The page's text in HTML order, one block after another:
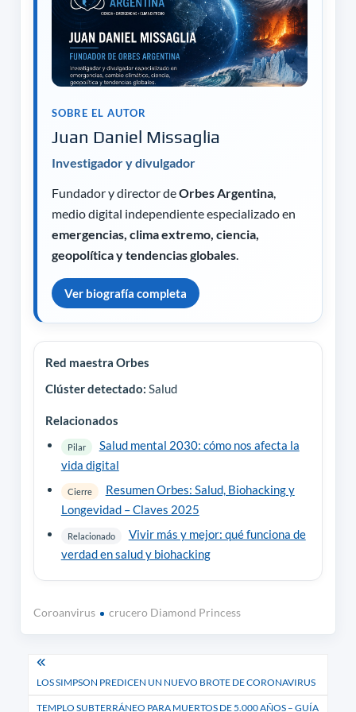
SOBRE EL AUTOR
Juan Daniel Missaglia
Investigador y divulgador
Fundador y director deOrbes Argentina,
medio digital independiente especializado en
emergencias, clima extremo, ciencia,
geopolítica y tendencias globales.
Ver biografía completa
Red maestra Orbes
Clúster detectado: Salud
Relacionados
Pilar
Salud mental 2030: cómo nos afecta la
vida digital
Cierre
Resumen Orbes: Salud, Biohacking y
Longevidad – Claves 2025
Relacionado
Vivir más y mejor: qué funciona de
verdad en salud y biohacking
Coroanvirus crucero Diamond Princess
Navegación
deLOS SIMPSON PREDICEN UN NUEVO BROTE DE CORONAVIRUS
TEMPLO SUBTERRÁNEO PARA MUERTOS DE 5.000 AÑOS – GUÍA